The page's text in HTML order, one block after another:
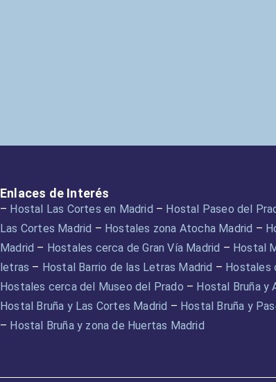
Enlaces de Interés
– Hostal Las Cortes en Madrid – Hostal Paseo del
Las Cortes Madrid – Hostales zona Atocha Madrid –
Madrid – Hostales cerca de Gran Vía Madrid – Hostal
letras – Hostal Barrio de las Letras Madrid – Hostales
Hostales cerca del Museo del Prado – Hostal Bruña y
Hostal Bruña y Las Cortes Madrid – Hostal Bruña y
– Hostal Bruña y zona de Huertas Madrid